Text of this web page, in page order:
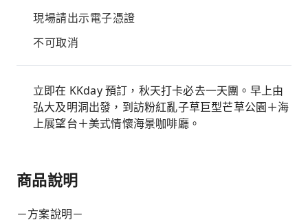
現場請出示電子憑證
不可取消
立即在 KKday 預訂，秋天打卡必去一天團。早上由
弘大及明洞出發，到訪粉紅亂子草巨型芒草公園＋海
上展望台＋美式情懷海景咖啡廳。
商品說明
－方案說明－